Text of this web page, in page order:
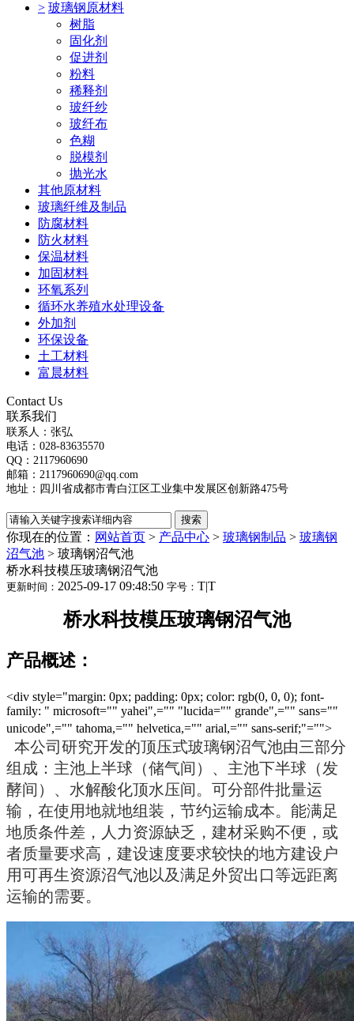
> 玻璃钢原材料
树脂
固化剂
促进剂
粉料
稀释剂
玻纤纱
玻纤布
色糊
脱模剂
抛光水
其他原材料
玻璃纤维及制品
防腐材料
防火材料
保温材料
加固材料
环氧系列
循环水养殖水处理设备
外加剂
环保设备
土工材料
富晨材料
Contact Us
联系我们
联系人：张弘
电话：028-83635570
QQ：2117960690
邮箱：2117960690@qq.com
地址：四川省成都市青白江区工业集中发展区创新路475号
你现在的位置： 网站首页 > 产品中心 > 玻璃钢制品 > 玻璃钢
沼气池 > 玻璃钢沼气池
桥水科技模压玻璃钢沼气池
更新时间： 2025-09-17 09:48:50 字号： T|T
桥水科技模压玻璃钢沼气池
产品概述：
<div style="margin: 0px; padding: 0px; color: rgb(0, 0, 0); font-
family: " microsoft="" yahei",="" "lucida="" grande",="" sans=""
unicode",="" tahoma,="" helvetica,="" arial,="" sans-serif;"="">
本公司研究开发的顶压式玻璃钢沼气池由三部分
组成：主池上半球（储气间）、主池下半球（发
酵间）、水解酸化顶水压间。可分部件批量运
输，在使用地就地组装，节约运输成本。能满足
地质条件差，人力资源缺乏，建材采购不便，或
者质量要求高，建设速度要求较快的地方建设户
用可再生资源沼气池以及满足外贸出口等远距离
运输的需要。